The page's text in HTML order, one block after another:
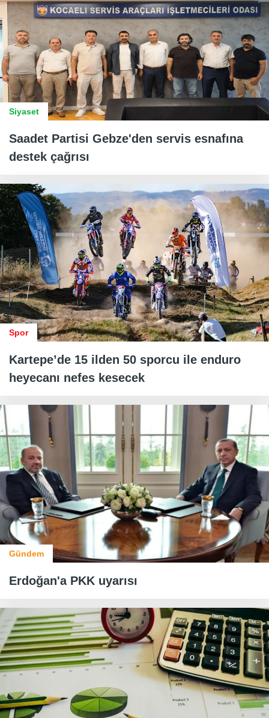
Siyaset
Saadet Partisi Gebze'den servis esnafına
destek çağrısı
Spor
Kartepe’de 15 ilden 50 sporcu ile enduro
heyecanı nefes kesecek
Gündem
Erdoğan'a PKK uyarısı